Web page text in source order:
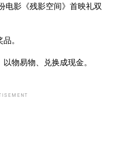
电影《残影空间》首映礼双
。
物易物、兑换成现金。